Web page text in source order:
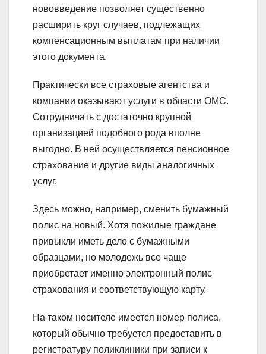
нововведение позволяет существенно
расширить круг случаев, подлежащих
компенсационным выплатам при наличии
этого документа.
Практически все страховые агентства и
компании оказывают услуги в области ОМС.
Сотрудничать с достаточно крупной
организацией подобного рода вполне
выгодно. В ней осуществляется пенсионное
страхование и другие виды аналогичных
услуг.
Здесь можно, например, сменить бумажный
полис на новый. Хотя пожилые граждане
привыкли иметь дело с бумажными
образцами, но молодежь все чаще
приобретает именно электронный полис
страхования и соответствующую карту.
На таком носителе имеется номер полиса,
который обычно требуется предоставить в
регистратуру поликлиники при записи к